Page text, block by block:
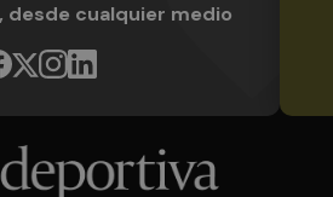
desde cualquier medio